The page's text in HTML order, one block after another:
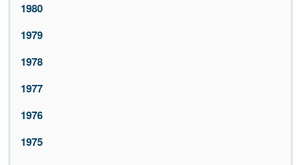
1980
1979
1978
1977
1976
1975